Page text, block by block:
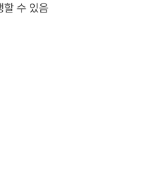
할 수 있음